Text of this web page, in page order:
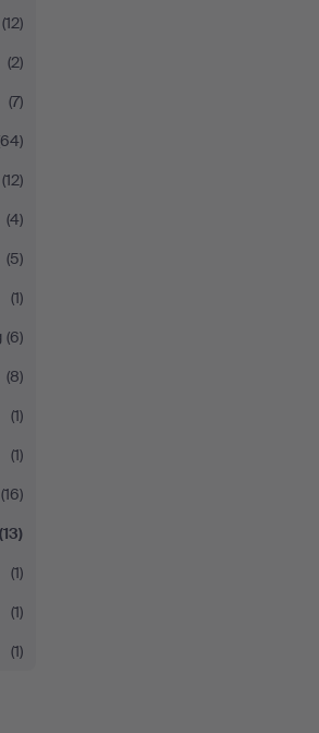
(12)
(2)
(7)
(12)
(4)
(5)
(1)
(6)
(8)
(1)
(1)
(16)
(13)
(1)
(1)
(1)